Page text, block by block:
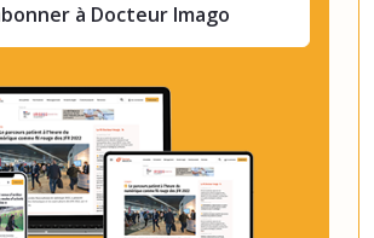
à Docteur Imago